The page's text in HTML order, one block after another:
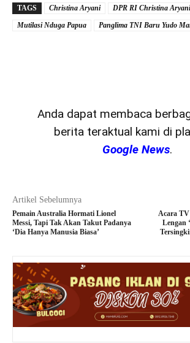
TAGS Christina Aryani
DPR RI Christina Aryani
Mutilasi Nduga Papua
Panglima TNI Baru Yudo
Anda dapat membaca
berita teraktual kami di
Google News.
Artikel Sebelumnya
Pemain Australia Hormati Lionel
Messi, Tapi Tak Akan Takut Padanya
‘Dia Hanya Manusia Biasa’
Acara
Lengan